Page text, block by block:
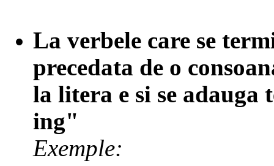
La verbele care se
precedata de o
la litera e si se
ing"
Exemple: